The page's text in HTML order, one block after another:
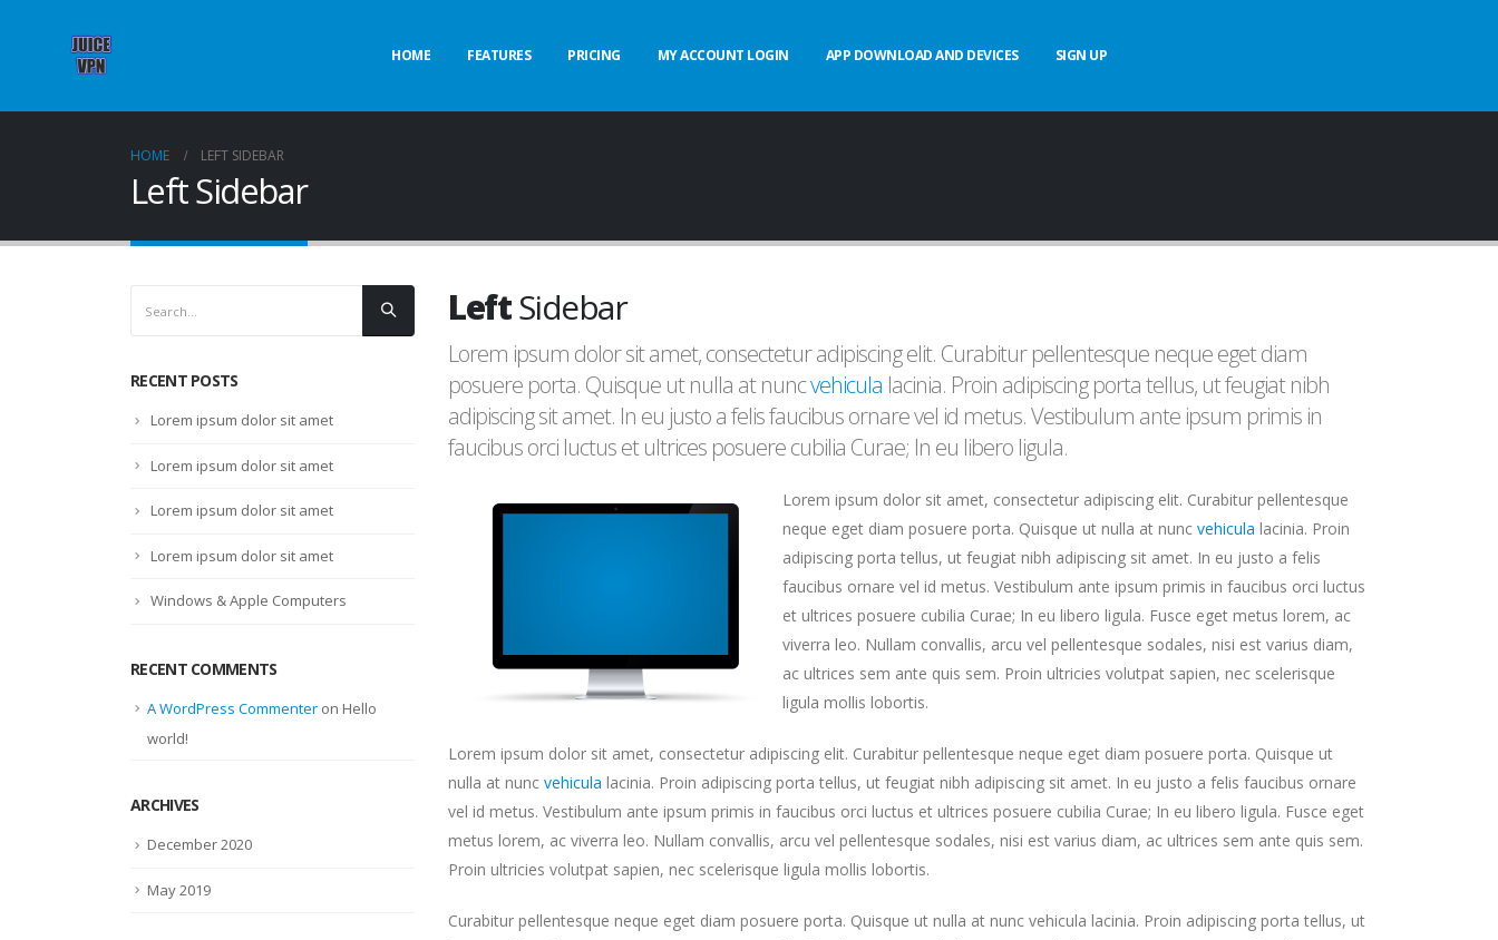
HOME FEATURES PRICING MY ACCOUNT LOGIN APP DOWNLOAD AND DEVICES SIGN UP
HOME LEFT SIDEBAR
Left Sidebar
LeftSidebar
Lorem ipsum dolor sit amet, consectetur adipiscing elit. Curabitur pellentesque neque eget diam
posuere porta. Quisque ut nulla at nuncvehicula lacinia. Proin adipiscing porta tellus, ut feugiat nibh
adipiscing sit amet. In eu justo a felis faucibus ornare vel id metus. Vestibulum ante ipsum primis in
faucibus orci luctus et ultrices posuere cubilia Curae; In eu libero ligula.
Lorem ipsum dolor sit amet, consectetur adipiscing elit. Curabitur pellentesque
neque eget diam posuere porta. Quisque ut nulla at nunc vehicula lacinia. Proin
adipiscing porta tellus, ut feugiat nibh adipiscing sit amet. In eu justo a felis
faucibus ornare vel id metus. Vestibulum ante ipsum primis in faucibus orci luctus
et ultrices posuere cubilia Curae; In eu libero ligula. Fusce eget metus lorem, ac
viverra leo. Nullam convallis, arcu vel pellentesque sodales, nisi est varius diam,
ac ultrices sem ante quis sem. Proin ultricies volutpat sapien, nec scelerisque
ligula mollis lobortis.
Lorem ipsum dolor sit amet, consectetur adipiscing elit. Curabitur pellentesque neque eget diam posuere porta. Quisque ut
nulla at nunc vehicula lacinia. Proin adipiscing porta tellus, ut feugiat nibh adipiscing sit amet. In eu justo a felis faucibus ornare
vel id metus. Vestibulum ante ipsum primis in faucibus orci luctus et ultrices posuere cubilia Curae; In eu libero ligula. Fusce eget
metus lorem, ac viverra leo. Nullam convallis, arcu vel pellentesque sodales, nisi est varius diam, ac ultrices sem ante quis sem.
Proin ultricies volutpat sapien, nec scelerisque ligula mollis lobortis.
Curabitur pellentesque neque eget diam posuere porta. Quisque ut nulla at nunc vehicula lacinia. Proin adipiscing porta tellus, ut
RECENT POSTS
Lorem ipsum dolor sit amet
Lorem ipsum dolor sit amet
Lorem ipsum dolor sit amet
Lorem ipsum dolor sit amet
Windows & Apple Computers
RECENT COMMENTS
A WordPress Commenter on Hello
world!
ARCHIVES
December 2020
May 2019